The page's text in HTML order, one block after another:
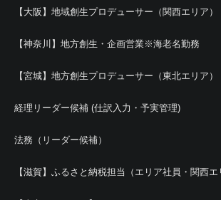
【大阪】地域創生プロデューサー（関西エリア）
【神奈川】地方創生・企画営業※海老名勤務
【宮城】地方創生プロデューサー（東北エリア）
経理リーダー候補 (仕訳入力・予実管理)
法務（リーダー候補）
【滋賀】ふるさと納税担当（エリア社員・関西エ